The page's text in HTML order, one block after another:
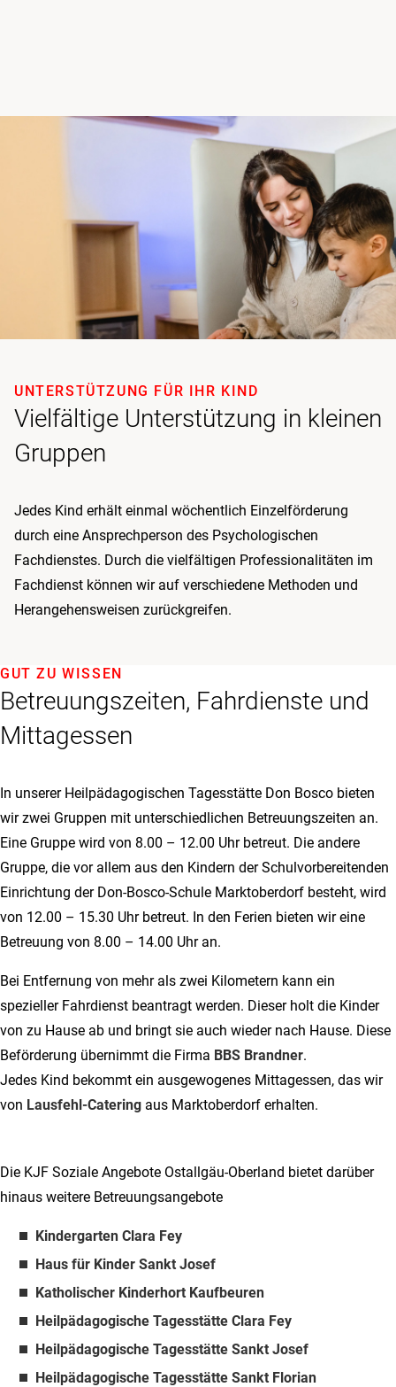
Vielfältige Unterstützung in kleinen
Gruppen
UNTERSTÜTZUNG FÜR IHR KIND
Jedes Kind erhält einmal wöchentlich Einzelförderung
durch eine Ansprechperson des Psychologischen
Fachdienstes. Durch die vielfältigen Professionalitäten im
Fachdienst können wir auf verschiedene Methoden und
Herangehensweisen zurückgreifen.
Betreuungszeiten, Fahrdienste und
Mittagessen
GUT ZU WISSEN
In unserer Heilpädagogischen Tagesstätte Don Bosco bieten
wir zwei Gruppen mit unterschiedlichen Betreuungszeiten an.
Eine Gruppe wird von 8.00 – 12.00 Uhr betreut. Die andere
Gruppe, die vor allem aus den Kindern der Schulvorbereitenden
Einrichtung der Don-Bosco-Schule Marktoberdorf besteht, wird
von 12.00 – 15.30 Uhr betreut. In den Ferien bieten wir eine
Betreuung von 8.00 – 14.00 Uhr an.
Bei Entfernung von mehr als zwei Kilometern kann ein
spezieller Fahrdienst beantragt werden. Dieser holt die Kinder
von zu Hause ab und bringt sie auch wieder nach Hause. Diese
Beförderung übernimmt die Firma BBS Brandner.
Jedes Kind bekommt ein ausgewogenes Mittagessen, das wir
von Lausfehl-Catering aus Marktoberdorf erhalten.
Die KJF Soziale Angebote Ostallgäu-Oberland bietet darüber
hinaus weitere Betreuungsangebote
Kindergarten Clara Fey
Haus für Kinder Sankt Josef
Katholischer Kinderhort Kaufbeuren
Heilpädagogische Tagesstätte Clara Fey
Heilpädagogische Tagesstätte Sankt Josef
Heilpädagogische Tagesstätte Sankt Florian